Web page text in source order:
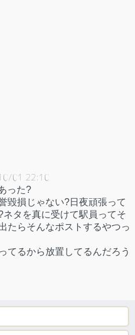
01 22:10
った?
毀損じゃない?日夜頑張って
タを真に受けて駅員ってそ
たらそんなポストするやつっ
てるから放置してるんだろう